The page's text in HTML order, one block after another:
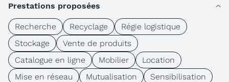
Prestations proposées
Recherche Recyclage
Régie logistique
Stockage
Vente de produits
Catalogue en ligne
Mobilier
Location
Mise en réseau
Mutualisation
Sensibilisation